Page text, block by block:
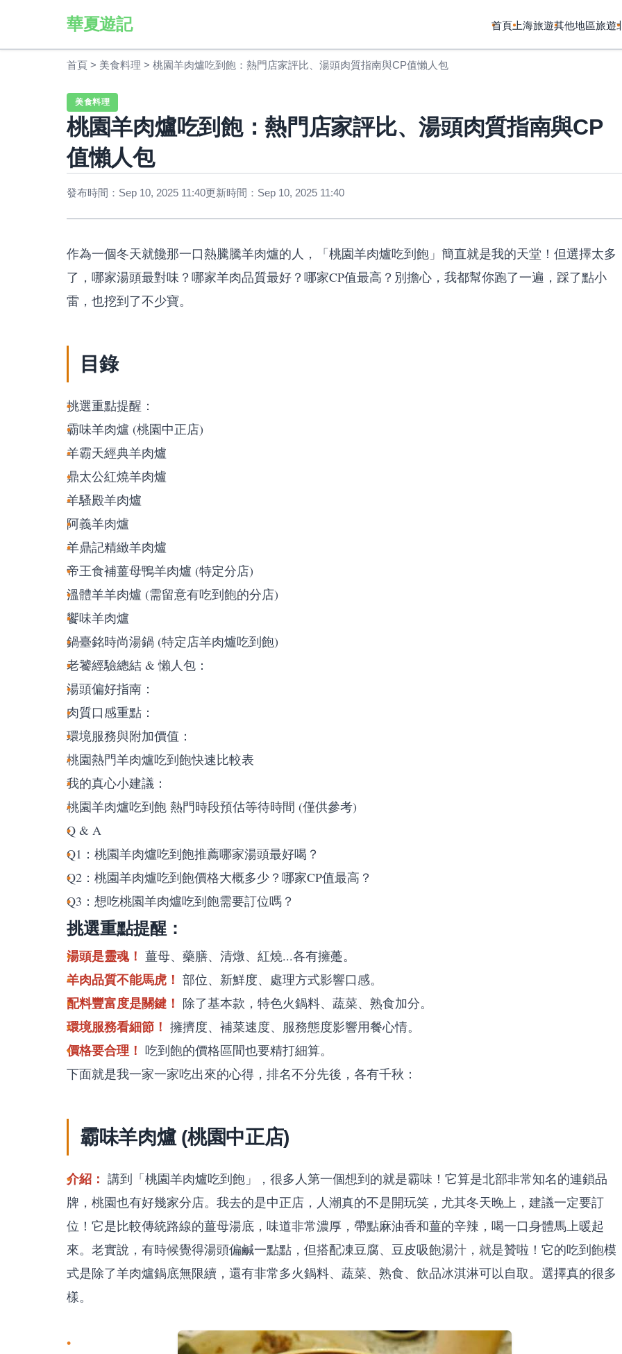
華夏遊記 首頁上海旅遊其他地區旅遊
首頁 > 美食料理 > 桃園羊肉爐吃到飽：熱門店家評比、湯頭肉質指南與CP值懶人包
美食料理
桃園羊肉爐吃到飽：熱門店家評比、湯頭肉質指南與CP
值懶人包
發布時間：Sep 10, 2025 11:40更新時間：Sep 10, 2025 11:40
作為一個冬天就饞那一口熱騰騰羊肉爐的人，「桃園羊肉爐吃到飽」簡直就是我的天堂！但選擇太多
了，哪家湯頭最對味？哪家羊肉品質最好？哪家CP值最高？別擔心，我都幫你跑了一遍，踩了點小
雷，也挖到了不少寶。
目錄
挑選重點提醒：
霸味羊肉爐 (桃園中正店)
羊霸天經典羊肉爐
鼎太公紅燒羊肉爐
羊騷殿羊肉爐
阿義羊肉爐
羊鼎記精緻羊肉爐
帝王食補薑母鴨羊肉爐 (特定分店)
溫體羊羊肉爐 (需留意有吃到飽的分店)
饗味羊肉爐
鍋臺銘時尚湯鍋 (特定店羊肉爐吃到飽)
老饕經驗總結 & 懶人包：
湯頭偏好指南：
肉質口感重點：
環境服務與附加價值：
桃園熱門羊肉爐吃到飽快速比較表
我的真心小建議：
桃園羊肉爐吃到飽 熱門時段預估等待時間 (僅供參考)
Q & A
Q1：桃園羊肉爐吃到飽推薦哪家湯頭最好喝？
Q2：桃園羊肉爐吃到飽價格大概多少？哪家CP值最高？
Q3：想吃桃園羊肉爐吃到飽需要訂位嗎？
挑選重點提醒：
湯頭是靈魂！ 薑母、藥膳、清燉、紅燒...各有擁躉。
羊肉品質不能馬虎！ 部位、新鮮度、處理方式影響口感。
配料豐富度是關鍵！ 除了基本款，特色火鍋料、蔬菜、熟食加分。
環境服務看細節！ 擁擠度、補菜速度、服務態度影響用餐心情。
價格要合理！ 吃到飽的價格區間也要精打細算。
下面就是我一家一家吃出來的心得，排名不分先後，各有千秋：
霸味羊肉爐 (桃園中正店)
介紹： 講到「桃園羊肉爐吃到飽」，很多人第一個想到的就是霸味！它算是北部非常知名的連鎖品
牌，桃園也有好幾家分店。我去的是中正店，人潮真的不是開玩笑，尤其冬天晚上，建議一定要訂
位！它是比較傳統路線的薑母湯底，味道非常濃厚，帶點麻油香和薑的辛辣，喝一口身體馬上暖起
來。老實說，有時候覺得湯頭偏鹹一點點，但搭配凍豆腐、豆皮吸飽湯汁，就是贊啦！它的吃到飽模
式是除了羊肉爐鍋底無限續，還有非常多火鍋料、蔬菜、熟食、飲品冰淇淋可以自取。選擇真的很多
樣。